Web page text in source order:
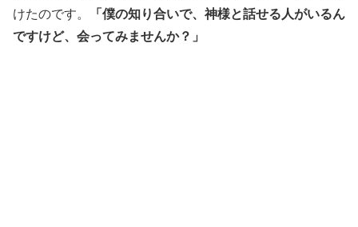
けたのです。
「僕の知り合いで、神様と話せる人がいるん
ですけど、会ってみませんか？」